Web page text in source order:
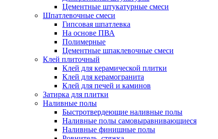
Цементные штукатурные смеси
Шпатлевочные смеси
Гипсовая шпатлевка
На основе ПВА
Полимерные
Цементные шпаклевочные смеси
Клей плиточный
Клей для керамической плитки
Клей для керамогранита
Клей для печей и каминов
Затирка для плитки
Наливные полы
Быстротвердеющие наливные полы
Наливные полы самовыравнивающиеся
Наливные финишные полы